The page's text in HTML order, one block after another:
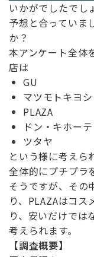
いかがでしたでし
予想と合っていま
か？
本アンケート全体
店は
GU
マツモトキヨシ
PLAZA
ドン・キホーテ
ツタヤ
という様に考えら
全体的にプチプラ
そうですが、その
り、PLAZAはコ
り、安いだけでは
考えられます。
【調査概要】